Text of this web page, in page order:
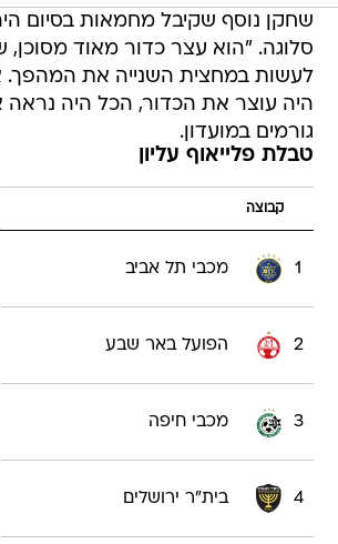
שחקן נוסף שקיבל מחמאות בסיום
סלוגה. "הוא עצר כדור מאוד מסוכן,
לעשות במחצית השנייה את המהפך.
היה עוצר את הכדור, הכל היה
גורמים במועדון.
טבלת פלייאוף עליון
קבוצה
1 מכבי תל אביב
2 הפועל באר שבע
3 מכבי חיפה
4 בית"ר ירושלים